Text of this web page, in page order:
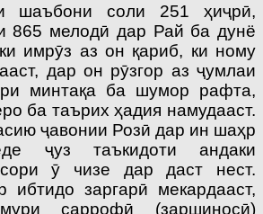
шаъбони соли 251 ҳиҷрӣ,
865 мелодӣ дар Рай ба дунё
имрӯз аз он қариб, ки ному
дар он рӯзгор аз ҷумлаи
минтақа ба шумор рафта,
ба таърих ҳадия намудааст.
ҷавонии Розӣ дар ин шаҳр
ҷуз таъкидоти андаки
ӯ чизе дар даст нест.
ибтидо заргарӣ мекардааст,
саррофӣ (заршиносӣ)